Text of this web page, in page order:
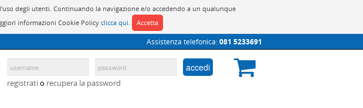
degli utenti. Continuando la navigazione e/o accedendo a un qualunque
informazioni Cookie Policy clicca qui. Accetta
Assistenza telefonica:081 5233691
accedi
registratio recupera la password